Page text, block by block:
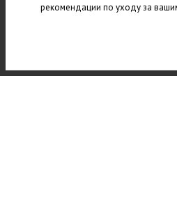
рекомендации по уходу за